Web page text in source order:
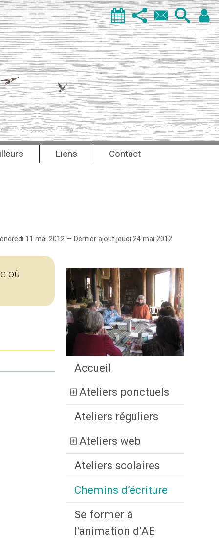
Liens Contact
11 mai 2012 — Dernier ajout jeudi 24 mai 2012
où
Accueil
Ateliers ponctuels
Ateliers réguliers
Ateliers web
Ateliers scolaires
Chemins d’écriture
Se former à
l’animation d’AE